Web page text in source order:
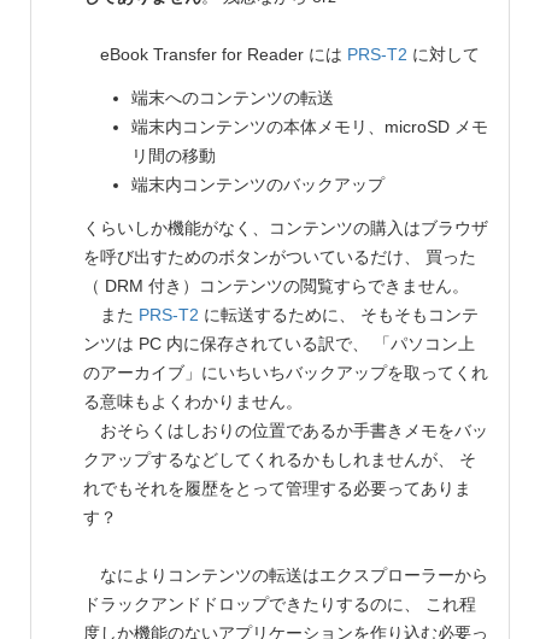
eBook Transfer for Reader には PRS-T2 に対して
端末へのコンテンツの転送
端末内コンテンツの本体メモリ、microSD メモ
リ間の移動
端末内コンテンツのバックアップ
くらいしか機能がなく、コンテンツの購入はブラウザ
を呼び出すためのボタンがついているだけ、 買った
（ DRM 付き）コンテンツの閲覧すらできません。
また PRS-T2 に転送するために、 そもそもコンテ
ンツは PC 内に保存されている訳で、 「パソコン上
のアーカイブ」にいちいちバックアップを取ってくれ
る意味もよくわかりません。
おそらくはしおりの位置であるか手書きメモをバッ
クアップするなどしてくれるかもしれませんが、 そ
れでもそれを履歴をとって管理する必要ってありま
す？
なによりコンテンツの転送はエクスプローラーから
ドラックアンドドロップできたりするのに、 これ程
度しか機能のないアプリケーションを作り込む必要っ